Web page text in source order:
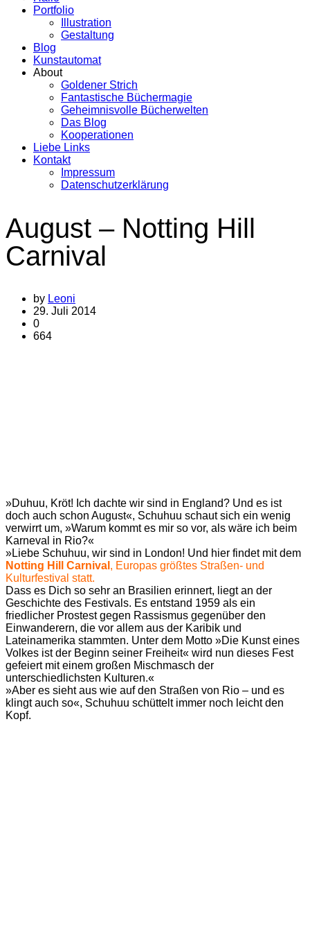
Portfolio
Illustration
Gestaltung
Blog
Kunstautomat
About
Goldener Strich
Fantastische Büchermagie
Geheimnisvolle Bücherwelten
Das Blog
Kooperationen
Liebe Links
Kontakt
Impressum
Datenschutzerklärung
August – Notting Hill
Carnival
by Leoni
29. Juli 2014
0
664
»Duhuu, Kröt! Ich dachte wir sind in England? Und es ist
doch auch schon August«, Schuhuu schaut sich ein wenig
verwirrt um, »Warum kommt es mir so vor, als wäre ich beim
Karneval in Rio?«
»Liebe Schuhuu, wir sind in London! Und hier findet mit dem
Notting Hill Carniva , Europas größtes Straßen- und
Kulturfestival statt.
Dass es Dich so sehr an Brasilien erinnert, liegt an der
Geschichte des Festivals. Es entstand 1959 als ein
friedlicher Prostest gegen Rassismus gegenüber den
Einwanderern, die vor allem aus der Karibik und
Lateinamerika stammten. Unter dem Motto »Die Kunst eines
Volkes ist der Beginn seiner Freiheit« wird nun dieses Fest
gefeiert mit einem großen Mischmasch der
unterschiedlichsten Kulturen.«
»Aber es sieht aus wie auf den Straßen von Rio – und es
klingt auch so«, Schuhuu schüttelt immer noch leicht den
Kopf.